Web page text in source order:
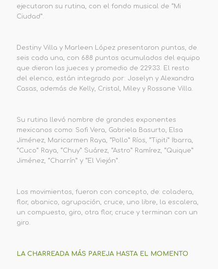
ejecutaron su rutina, con el fondo musical de “Mi
Ciudad”.
Destiny Villa y Marleen López presentaron puntas, de
seis cada una, con 688 puntos acumulados del equipo
que dieron las jueces y promedio de 229.33. El resto
del elenco, están integrado por: Joselyn y Alexandra
Casas, además de Kelly, Cristal, Miley y Rossane Villa.
Su rutina llevó nombre de grandes exponentes
mexicanos como: Sofi Vera, Gabriela Basurto, Elsa
Jiménez, Maricarmen Raya, “Pollo” Ríos, “Tipiti” Ibarra,
“Cuco” Raya, “Chuy” Suárez, “Astro” Ramírez, “Quique”
Jiménez, “Charrín” y “El Viejón”.
Los movimientos, fueron con concepto, de: coladera,
flor, abanico, agrupación, cruce, uno libre, la escalera,
un compuesto, giro, otra flor, cruce y terminan con un
giro.
LA CHARREADA MÁS PAREJA HASTA EL MOMENTO